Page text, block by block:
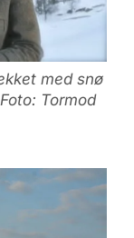
med snø
Tormod